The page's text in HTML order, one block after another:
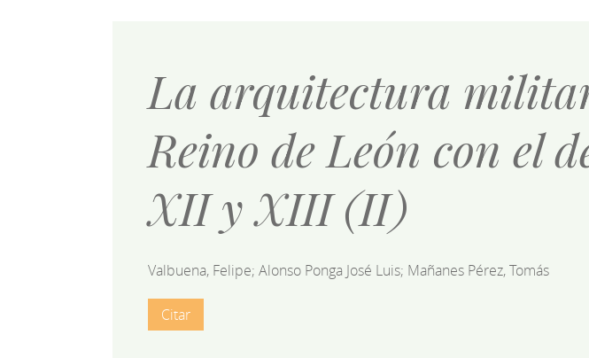
La arquitectura
Reino de León con el
XII y XIII (II)
Valbuena, Felipe; Alonso Ponga José Luis; Mañanes Pérez, Tomás
Citar